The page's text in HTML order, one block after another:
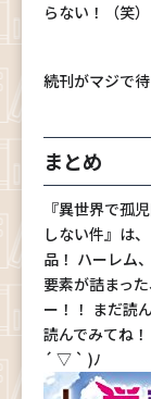
らない！（笑）
続刊がマジで
まとめ
『異世界で孤
しない件』は
品！ ハーレム
要素が詰まっ
ー！！ まだ読
読んでみてね
´ ▽ ` )ﾉ